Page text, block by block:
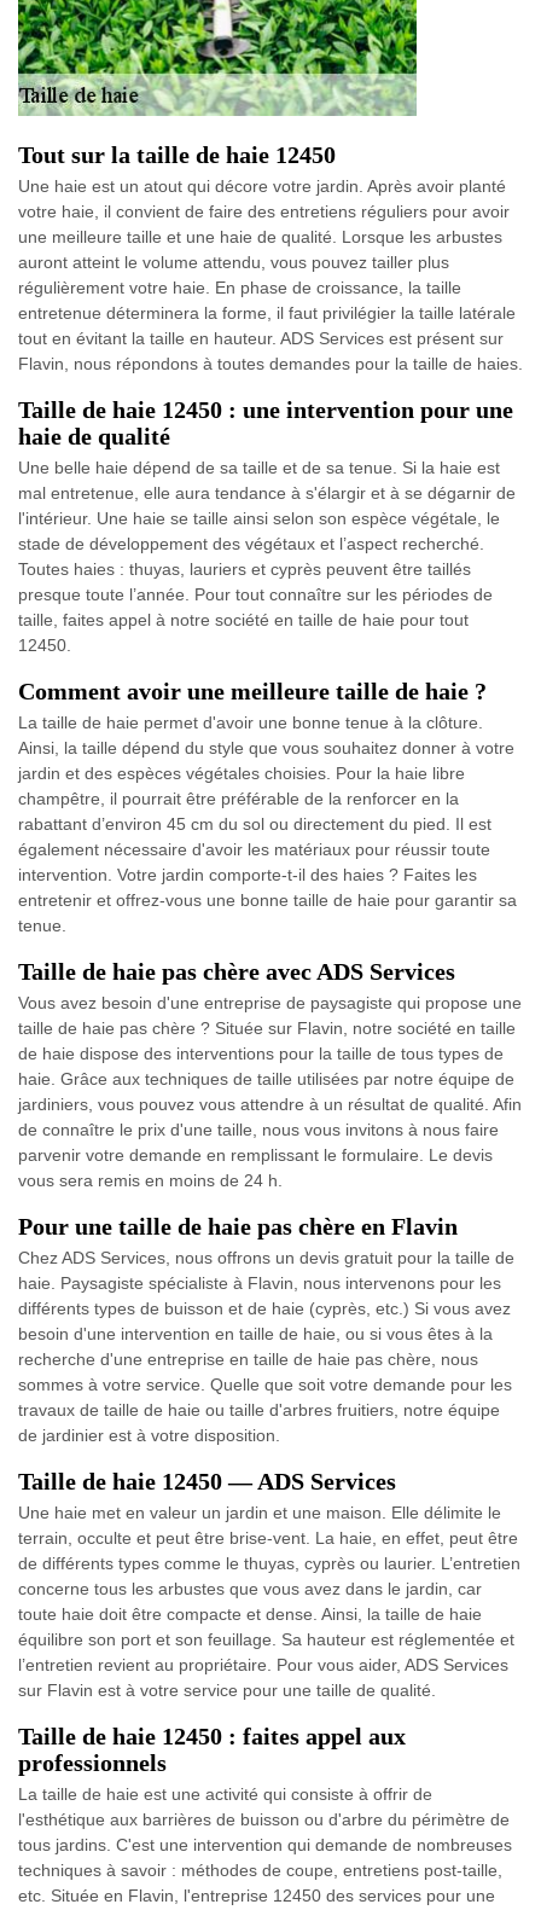
Tout sur la taille de haie 12450
Une haie est un atout qui décore votre jardin. Après avoir planté
votre haie, il convient de faire des entretiens réguliers pour avoir
une meilleure taille et une haie de qualité. Lorsque les arbustes
auront atteint le volume attendu, vous pouvez tailler plus
régulièrement votre haie. En phase de croissance, la taille
entretenue déterminera la forme, il faut privilégier la taille latérale
tout en évitant la taille en hauteur. ADS Services est présent sur
Flavin, nous répondons à toutes demandes pour la taille de haies.
Taille de haie 12450 : une intervention pour une
haie de qualité
Une belle haie dépend de sa taille et de sa tenue. Si la haie est
mal entretenue, elle aura tendance à s'élargir et à se dégarnir de
l'intérieur. Une haie se taille ainsi selon son espèce végétale, le
stade de développement des végétaux et l’aspect recherché.
Toutes haies : thuyas, lauriers et cyprès peuvent être taillés
presque toute l’année. Pour tout connaître sur les périodes de
taille, faites appel à notre société en taille de haie pour tout
12450.
Comment avoir une meilleure taille de haie ?
La taille de haie permet d'avoir une bonne tenue à la clôture.
Ainsi, la taille dépend du style que vous souhaitez donner à votre
jardin et des espèces végétales choisies. Pour la haie libre
champêtre, il pourrait être préférable de la renforcer en la
rabattant d’environ 45 cm du sol ou directement du pied. Il est
également nécessaire d'avoir les matériaux pour réussir toute
intervention. Votre jardin comporte-t-il des haies ? Faites les
entretenir et offrez-vous une bonne taille de haie pour garantir sa
tenue.
Taille de haie pas chère avec ADS Services
Vous avez besoin d'une entreprise de paysagiste qui propose une
taille de haie pas chère ? Située sur Flavin, notre société en taille
de haie dispose des interventions pour la taille de tous types de
haie. Grâce aux techniques de taille utilisées par notre équipe de
jardiniers, vous pouvez vous attendre à un résultat de qualité. Afin
de connaître le prix d'une taille, nous vous invitons à nous faire
parvenir votre demande en remplissant le formulaire. Le devis
vous sera remis en moins de 24 h.
Pour une taille de haie pas chère en Flavin
Chez ADS Services, nous offrons un devis gratuit pour la taille de
haie. Paysagiste spécialiste à Flavin, nous intervenons pour les
différents types de buisson et de haie (cyprès, etc.) Si vous avez
besoin d'une intervention en taille de haie, ou si vous êtes à la
recherche d'une entreprise en taille de haie pas chère, nous
sommes à votre service. Quelle que soit votre demande pour les
travaux de taille de haie ou taille d'arbres fruitiers, notre équipe
de jardinier est à votre disposition.
Taille de haie 12450 — ADS Services
Une haie met en valeur un jardin et une maison. Elle délimite le
terrain, occulte et peut être brise-vent. La haie, en effet, peut être
de différents types comme le thuyas, cyprès ou laurier. L’entretien
concerne tous les arbustes que vous avez dans le jardin, car
toute haie doit être compacte et dense. Ainsi, la taille de haie
équilibre son port et son feuillage. Sa hauteur est réglementée et
l’entretien revient au propriétaire. Pour vous aider, ADS Services
sur Flavin est à votre service pour une taille de qualité.
Taille de haie 12450 : faites appel aux
professionnels
La taille de haie est une activité qui consiste à offrir de
l'esthétique aux barrières de buisson ou d'arbre du périmètre de
tous jardins. C'est une intervention qui demande de nombreuses
techniques à savoir : méthodes de coupe, entretiens post-taille,
etc. Située en Flavin, l'entreprise 12450 des services pour une